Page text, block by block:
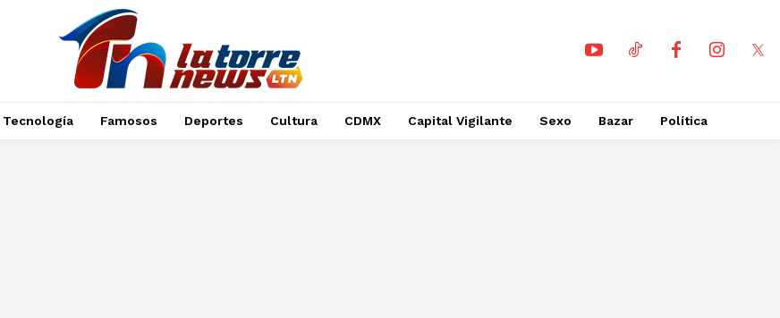
Tecnología Famosos Deportes Cultura CDMX Capital Vigilante Sexo Bazar Política